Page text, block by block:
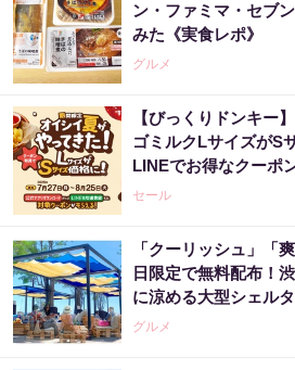
ン・ファミマ・セブ
みた《実食レポ》
グルメ
【びっくりドンキー
ゴミルクLサイズがS
LINEでお得なクーポ
セール
「クーリッシュ」「
日限定で無料配布！
に涼める大型シェルタ
グルメ